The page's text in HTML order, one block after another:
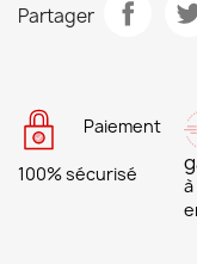
Partager
Paiement
100% sécurisé